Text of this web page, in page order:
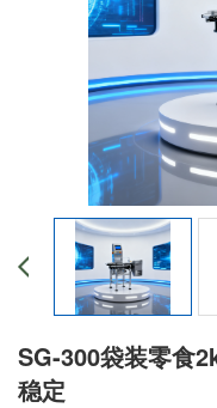
SG-300袋装零食
稳定